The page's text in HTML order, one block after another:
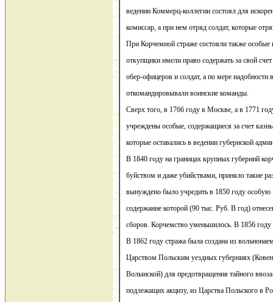
ведении Коммерц-коллегии состоял для
комиссар, а при нем отряд солдат, которые
При Корчемной страже состояли также
откупщики имели право содержать за свой
обер-офицеров и солдат, а по мере надобности
откомандировывали воинские команды.
Сверх того, в 1766 году в Москве, а в 1771
учреждены особые, содержащиеся за счет
которые оставались в ведении губернской
В 1840 году на границах крупных губерний
буйством и даже убийствами, приняло такие
вынуждено было учредить в 1850 году
содержание которой (90 тыс. Руб. В год)
сборов. Корчемство уменьшилось. В 1856 году
В 1862 году стража была создана из
Царством Польским уездных губерниях
Волынской) для предотвращения тайного
подлежащих акцизу, из Царства Польского в